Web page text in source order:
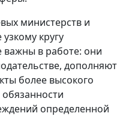
министерств и
кругу
важны в работе: они
дополняют
более высокого
определенной